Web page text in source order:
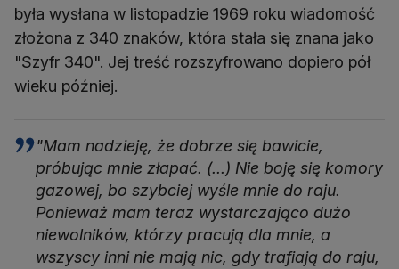
była wysłana w listopadzie 1969 roku wiadomość
złożona z 340 znaków, która stała się znana jako
"Szyfr 340". Jej treść rozszyfrowano dopiero pół
wieku później.
"Mam nadzieję, że dobrze się bawicie,
próbując mnie złapać. (...) Nie boję się komory
gazowej, bo szybciej wyśle mnie do raju.
Ponieważ mam teraz wystarczająco dużo
niewolników, którzy pracują dla mnie, a
wszyscy inni nie mają nic, gdy trafiają do raju,